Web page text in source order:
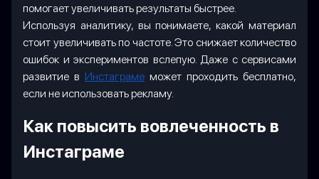
помогает увеличивать результаты быстрее.
Используя аналитику, вы понимаете, какой материал
стоит увеличивать по частоте. Это снижает количество
ошибок и экспериментов вслепую. Даже с сервисами
развитие в Инстаграме может проходить бесплатно,
если не использовать рекламу.
Как повысить вовлеченность в
Инстаграме